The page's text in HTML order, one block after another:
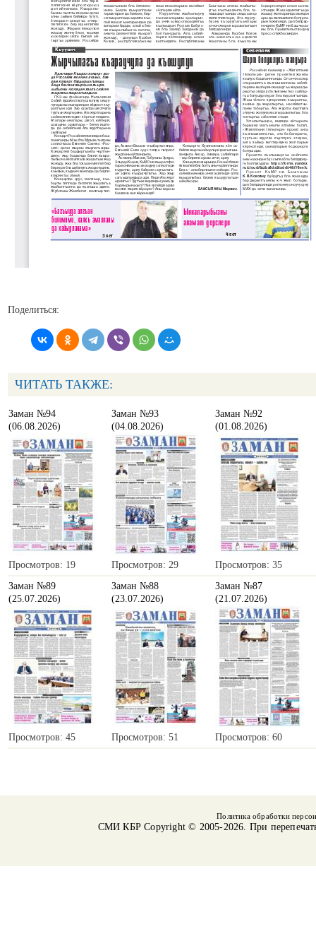
Поделиться:
ЧИТАТЬ ТАКЖЕ:
Заман №94
(06.08.2026)
Просмотров: 19
Заман №93
(04.08.2026)
Просмотров: 29
Заман №92
(01.08.2026)
Просмотров: 35
Заман №89
(25.07.2026)
Просмотров: 45
Заман №88
(23.07.2026)
Просмотров: 51
Заман №87
(21.07.2026)
Просмотров: 60
Политика обработки
СМИ КБРCopyright © 2005-2026. При